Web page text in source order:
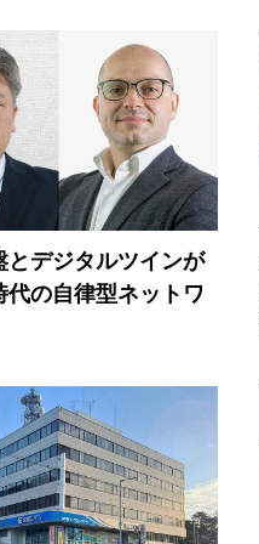
とデジタルツインが
代の自律型ネットワ